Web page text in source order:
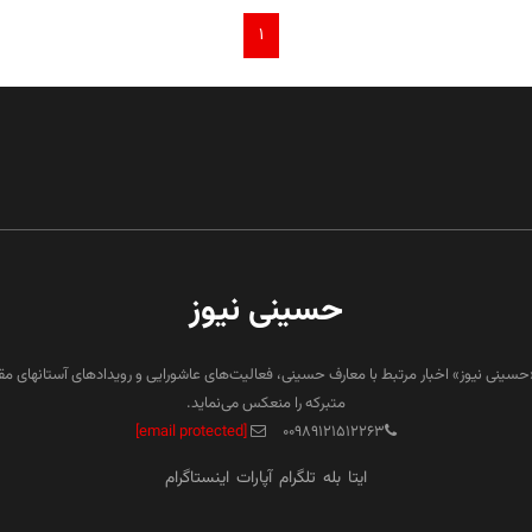
۱
حسینی نیوز
نیوز» اخبار مرتبط با معارف حسینی، فعالیت‌های عاشورایی و رویدادهای
متبرکه را منعکس می‌نماید.
۰۰۹۸۹۱۲۱۵۱۲۲۶۳
[email protected]
ایتا بله تلگرام آپارات اینستاگرام